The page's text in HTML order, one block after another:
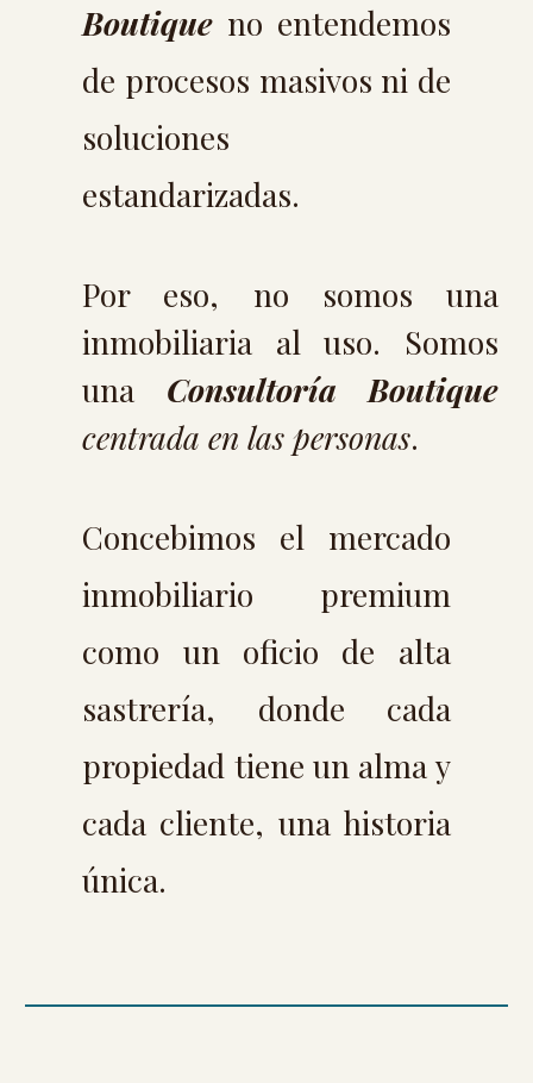
Boutique no entendemos
de procesos masivos ni de
soluciones
estandarizadas.
Por eso, no somos una
inmobiliaria al uso. Somos
una Consultoría Boutique
centrada en las personas.
Concebimos el mercado
inmobiliario premium
como un oficio de alta
sastrería, donde cada
propiedad tiene un alma y
cada cliente, una historia
única.